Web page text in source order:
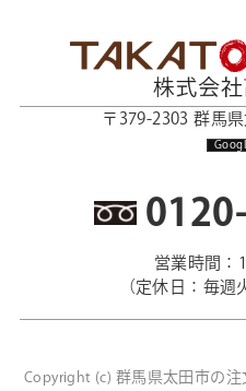
〒379-2303 群馬
営業時間：
（定休日：毎週
Copyright (c) 群馬県太田市の